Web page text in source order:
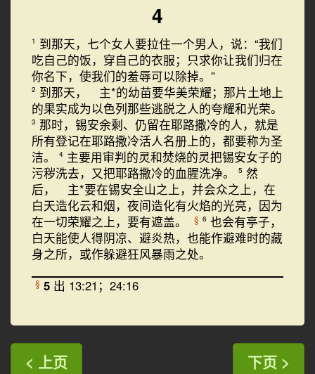
4
1 到那天，七个女人要拉住一个男人，说：“我们
吃自己的饭，穿自己的衣服；只求你让我们归在
你名下，使我们的羞辱可以除掉。”
2 到那天， 主*的幼苗要华美荣耀；那片土地上
的果实成为以色列那些逃脱之人的夸耀和光荣。
3 那时，锡安余剩、仍留在耶路撒冷的人，就是
所有登记在耶路撒冷活人名册上的，都要称为圣
洁。
4 主要用审判的灵和焚烧的灵把锡安女子的
污秽洗去，又把耶路撒冷的血腥洗净。
5 然
后， 主*要在锡安全山之上，并会众之上，在
白天造化云和烟，夜间造化有火焰的光亮，因为
在一切荣耀之上，要有遮盖。
§ 6 也会有亭子，
白天能使人得阴凉、避炎热，也能作避难时的藏
身之所，或作躲避狂风暴雨之处。
§ 5 出 13:21；24:16
< 上页 下页 >